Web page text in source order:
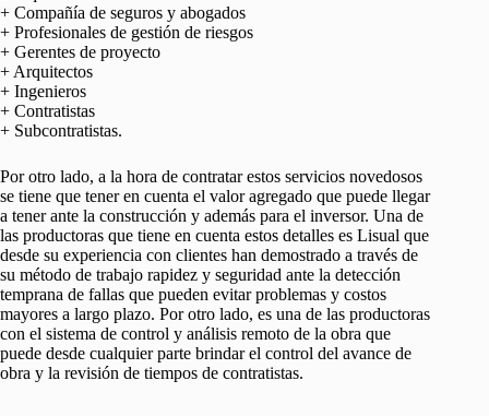
+ Compañía de seguros y abogados
+ Profesionales de gestión de riesgos
+ Gerentes de proyecto
+ Arquitectos
+ Ingenieros
+ Contratistas
+ Subcontratistas.
Por otro lado, a la hora de contratar estos servicios novedosos
se tiene que tener en cuenta el valor agregado que puede llegar
a tener ante la construcción y además para el inversor. Una de
las productoras que tiene en cuenta estos detalles es Lisual que
desde su experiencia con clientes han demostrado a través de
su método de trabajo rapidez y seguridad ante la detección
temprana de fallas que pueden evitar problemas y costos
mayores a largo plazo. Por otro lado, es una de las productoras
con el sistema de control y análisis remoto de la obra que
puede desde cualquier parte brindar el control del avance de
obra y la revisión de tiempos de contratistas.